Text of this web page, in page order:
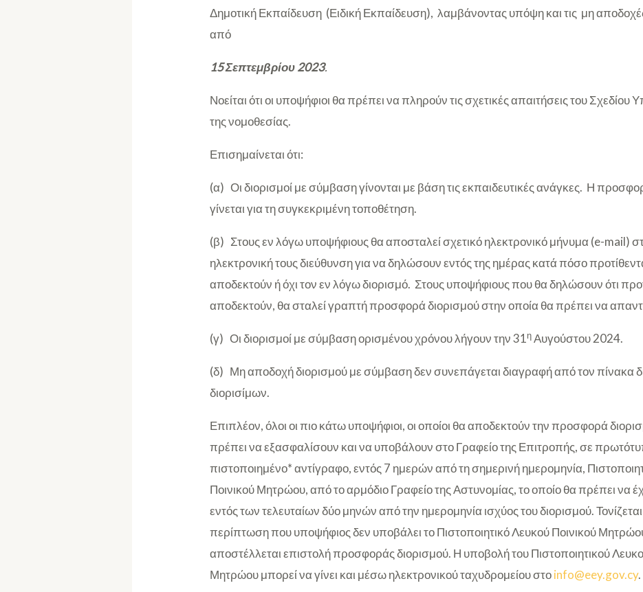
Δημοτική Εκπαίδευση (Ειδική Εκπαίδευση), λαμβάνοντας υπόψη και τις μη
από
15 Σεπτεμβρίου 2023.
Νοείται ότι οι υποψήφιοι θα πρέπει να πληρούν τις σχετικές απαιτήσεις του Σχεδίου
της νομοθεσίας.
Επισημαίνεται ότι:
(α) Οι διορισμοί με σύμβαση γίνονται με βάση τις εκπαιδευτικές ανάγκες. Η
γίνεται για τη συγκεκριμένη τοποθέτηση.
(β) Στους εν λόγω υποψήφιους θα αποσταλεί σχετικό ηλεκτρονικό μήνυμα (e-mail)
ηλεκτρονική τους διεύθυνση για να δηλώσουν εντός της ημέρας κατά πόσο
αποδεκτούν ή όχι τον εν λόγω διορισμό. Στους υποψήφιους που θα δηλώσουν ότι
αποδεκτούν, θα σταλεί γραπτή προσφορά διορισμού στην οποία θα πρέπει να
(γ) Οι διορισμοί με σύμβαση ορισμένου χρόνου λήγουν την 31ηΑυγούστου 2024.
(δ) Μη αποδοχή διορισμού με σύμβαση δεν συνεπάγεται διαγραφή από τον πίνακα
διορισίμων.
Επιπλέον, όλοι οι πιο κάτω υποψήφιοι, οι οποίοι θα αποδεκτούν την προσφορά
πρέπει να εξασφαλίσουν και να υποβάλουν στο Γραφείο της Επιτροπής, σε
πιστοποιημένο* αντίγραφο, εντός 7 ημερών από τη σημερινή ημερομηνία,
Ποινικού Μητρώου, από το αρμόδιο Γραφείο της Αστυνομίας, το οποίο θα πρέπει να
εντός των τελευταίων δύο μηνών από την ημερομηνία ισχύος του διορισμού. Τονίζεται
περίπτωση που υποψήφιος δεν υποβάλει το Πιστοποιητικό Λευκού Ποινικού
αποστέλλεται επιστολή προσφοράς διορισμού. Η υποβολή του Πιστοποιητικού
Μητρώου μπορεί να γίνει και μέσω ηλεκτρονικού ταχυδρομείου στοinfo@eey.gov.cy.